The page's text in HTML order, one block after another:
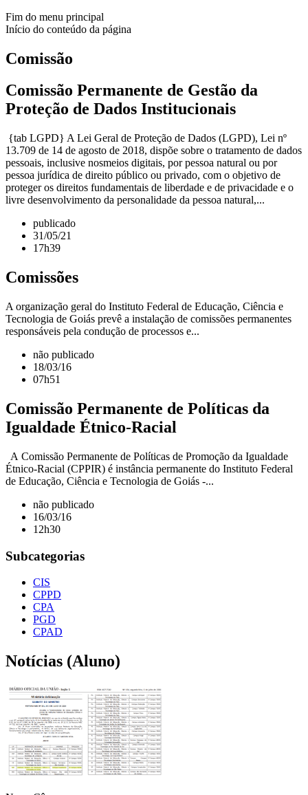
Fim do menu principal
Início do conteúdo da página
Comissão
Comissão Permanente de Gestão da
Proteção de Dados Institucionais
{tab LGPD} A Lei Geral de Proteção de Dados (LGPD), Lei nº
13.709 de 14 de agosto de 2018, dispõe sobre o tratamento de dados
pessoais, inclusive nosmeios digitais, por pessoa natural ou por
pessoa jurídica de direito público ou privado, com o objetivo de
proteger os direitos fundamentais de liberdade e de privacidade e o
livre desenvolvimento da personalidade da pessoa natural,...
publicado
31/05/21
17h39
Comissões
A organização geral do Instituto Federal de Educação, Ciência e
Tecnologia de Goiás prevê a instalação de comissões permanentes
responsáveis pela condução de processos e...
não publicado
18/03/16
07h51
Comissão Permanente de Políticas da
Igualdade Étnico-Racial
A Comissão Permanente de Políticas de Promoção da Igualdade
Étnico-Racial (CPPIR) é instância permanente do Instituto Federal
de Educação, Ciência e Tecnologia de Goiás -...
não publicado
16/03/16
12h30
Subcategorias
CIS
CPPD
CPA
PGD
CPAD
Notícias (Aluno)